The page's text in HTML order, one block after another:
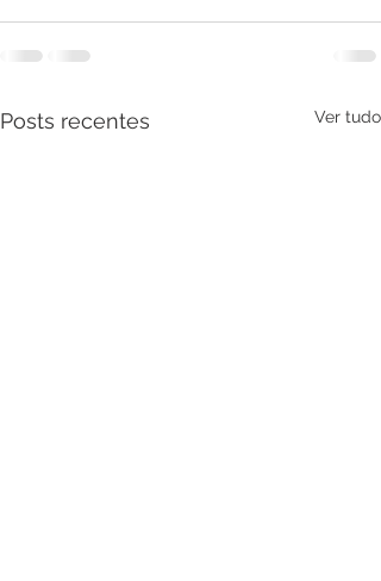
Posts recentes Ver tudo